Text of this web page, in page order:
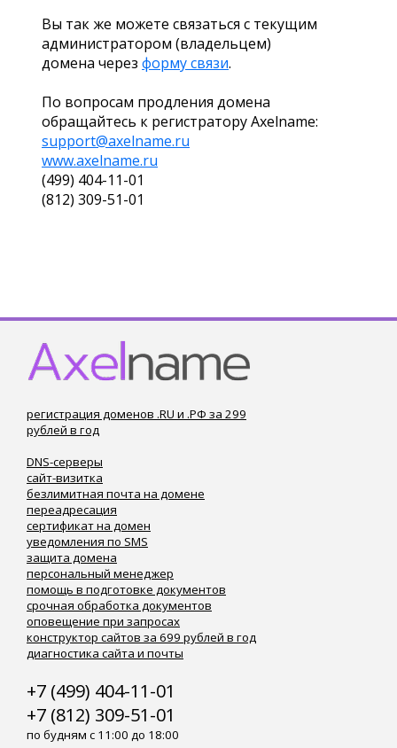
Вы так же можете связаться с текущим
администратором (владельцем)
домена через форму связи.
По вопросам продления домена
обращайтесь к регистратору Axelname:
support@axelname.ru
www.axelname.ru
(499) 404-11-01
(812) 309-51-01
регистрация доменов .RU и .РФ за 299
рублей в год
DNS-серверы
сайт-визитка
безлимитная почта на домене
переадресация
сертификат на домен
уведомления по SMS
защита домена
персональный менеджер
помощь в подготовке документов
срочная обработка документов
оповещение при запросах
конструктор сайтов за 699 рублей в год
диагностика сайта и почты
+7 (499) 404-11-01
+7 (812) 309-51-01
по будням с 11:00 до 18:00